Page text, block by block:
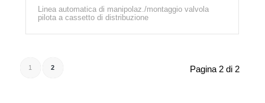
Linea automatica di manipolaz./montaggio valvola
pilota a cassetto di distribuzione
Pagina 2 di 2
1 2